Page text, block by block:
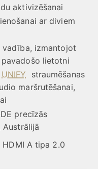
aktivizēšanai
ar diviem
vadība, izmantojot
lietotni
UNIFY straumēšanas
maršrutēšanai,
precīzās
Austrālijā
HDMI A tipa 2.0